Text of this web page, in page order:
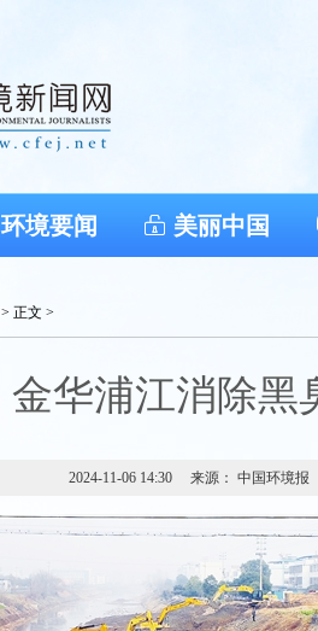
环境要闻 美丽中国
> 正文 >
金华浦江消除黑
2024-11-06 14:30 来源： 中国环境报